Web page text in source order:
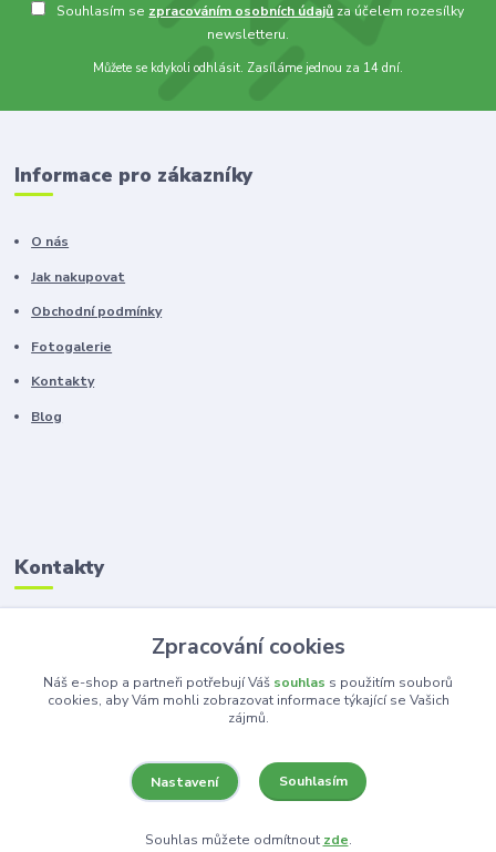
Souhlasím se zpracováním osobních údajů za účelem rozesílky
newsletteru.
Můžete se kdykoli odhlásit. Zasíláme jednou za 14 dní.
Informace pro zákazníky
O nás
Jak nakupovat
Obchodní podmínky
Fotogalerie
Kontakty
Blog
Kontakty
Zákaznická podpora
+420 603 100 966
(Po-Pá, 8-16 hod.)
Vytvořeno na Eshop-rychle.cz
Zpracování cookies
Náš e-shop a partneři potřebují Váš souhlas s použitím souborů
cookies, aby Vám mohli zobrazovat informace týkající se Vašich
zájmů.
Nastavení Souhlasím
Souhlas můžete odmítnout zde.